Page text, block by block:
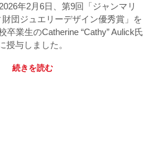
年2月6日、第9回「ジャンマリ
団ジュエリーデザイン優秀賞」を
卒業生のCatherine “Cathy” Aulick氏
授与しました。
続きを読む